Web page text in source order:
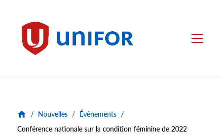
Unifor Menu
/ Nouvelles / Évènements /
Conférence nationale sur la condition féminine de 2022